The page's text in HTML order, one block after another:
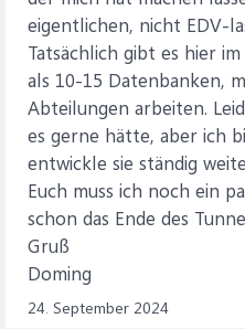
eigentlichen, nicht EDV-
Tatsächlich gibt es hier
als 10-15 Datenbanken,
Abteilungen arbeiten.
es gerne hätte, aber ich
entwickle sie ständig
Euch muss ich noch ein
schon das Ende des
Gruß
Doming
24. September 2024